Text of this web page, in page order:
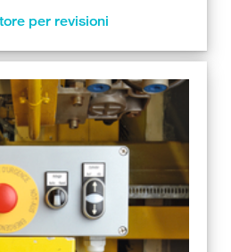
per revisioni